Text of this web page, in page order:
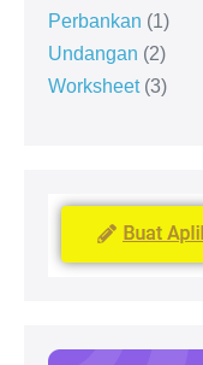
Perbankan
1
Undangan
2
Worksheet 3